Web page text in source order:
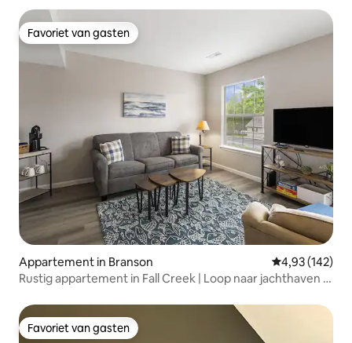
Favoriet van gasten
Favoriet van gasten
Appartement in Branson Gemiddelde
4,93 (142)
Rustig appartement in Fall Creek | Loop naar jachthaven +
Favoriet van gasten
Favoriet van gasten